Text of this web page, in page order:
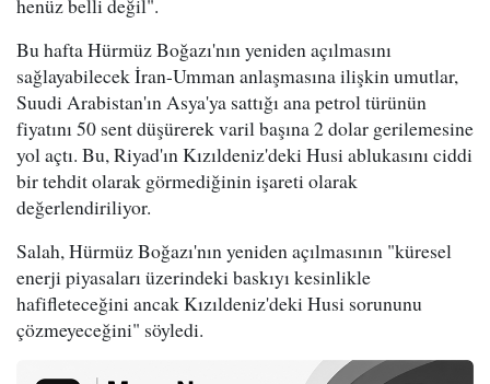
henüz belli değil".
Bu hafta Hürmüz Boğazı'nın yeniden açılmasını
sağlayabilecek İran-Umman anlaşmasına ilişkin umutlar,
Suudi Arabistan'ın Asya'ya sattığı ana petrol türünün
fiyatını 50 sent düşürerek varil başına 2 dolar gerilemesine
yol açtı. Bu, Riyad'ın Kızıldeniz'deki Husi ablukasını ciddi
bir tehdit olarak görmediğinin işareti olarak
değerlendiriliyor.
Salah, Hürmüz Boğazı'nın yeniden açılmasının "küresel
enerji piyasaları üzerindeki baskıyı kesinlikle
hafifleteceğini ancak Kızıldeniz'deki Husi sorununu
çözmeyeceğini" söyledi.